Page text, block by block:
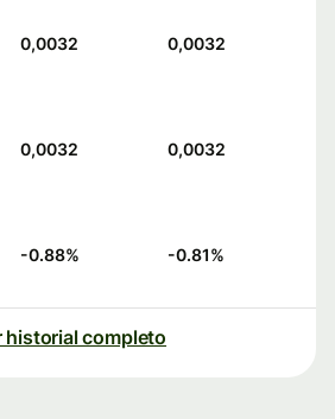
0,0032 0,0032
0,0032 0,0032
-0.88% -0.81%
historial completo